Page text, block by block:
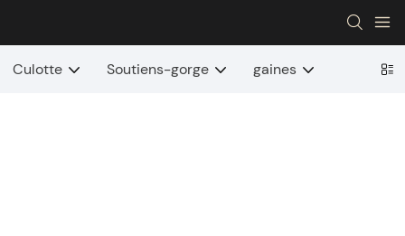
Culotte Soutiens-gorge gaines